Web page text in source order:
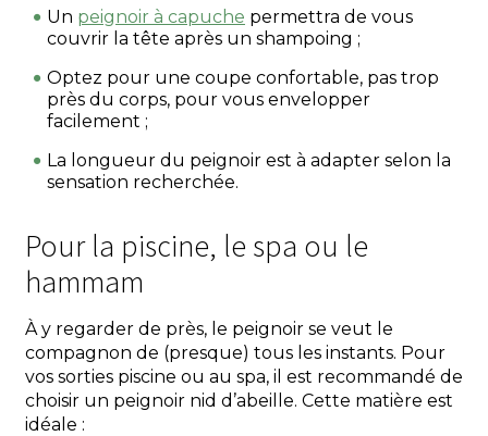
Un peignoir à capuche permettra de vous
couvrir la tête après un shampoing ;
Optez pour une coupe confortable, pas trop
près du corps, pour vous envelopper
facilement ;
La longueur du peignoir est à adapter selon la
sensation recherchée.
Pour la piscine, le spa ou le
hammam
À y regarder de près, le peignoir se veut le
compagnon de (presque) tous les instants. Pour
vos sorties piscine ou au spa, il est recommandé de
choisir un peignoir nid d’abeille. Cette matière est
idéale :